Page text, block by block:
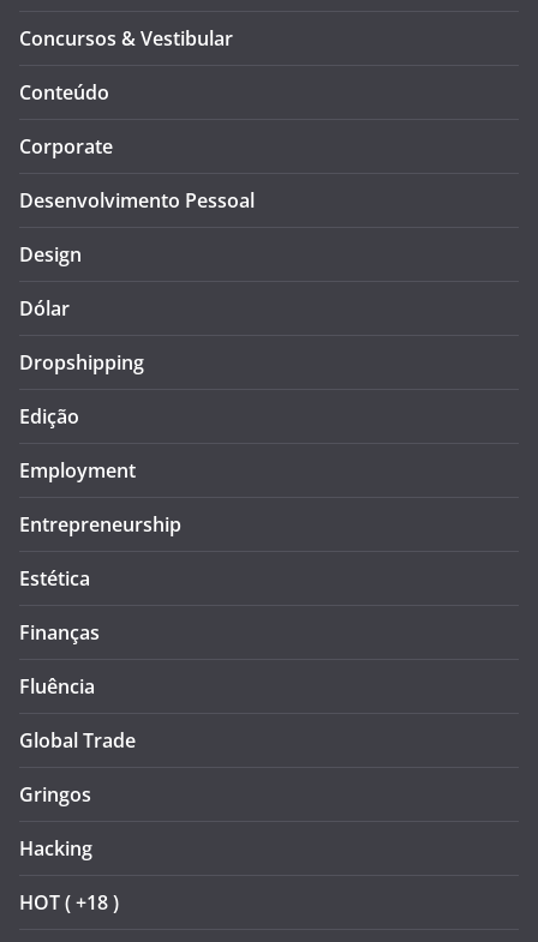
Concursos & Vestibular
Conteúdo
Corporate
Desenvolvimento Pessoal
Design
Dólar
Dropshipping
Edição
Employment
Entrepreneurship
Estética
Finanças
Fluência
Global Trade
Gringos
Hacking
HOT ( +18 )